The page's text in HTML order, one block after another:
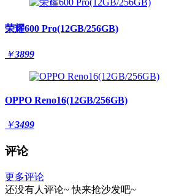
荣耀600 Pro(12GB/256GB)
￥3899
OPPO Reno16(12GB/256GB)
￥3499
评论
更多评论
还没有人评论~ 快来抢沙发吧~